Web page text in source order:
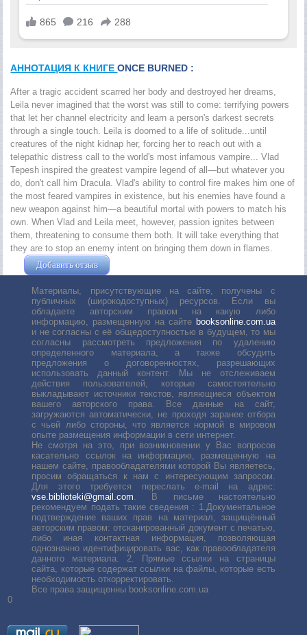
АННОТАЦИЯ К КНИГЕONCE BURNED :
After a tragic accident scarred her body and destroyed her dreams,
Leila never imagined that the worst was still to come: terrifying powers
that let her channel electricity and learn a person's darkest secrets
through a single touch. Leila is doomed to a life of solitude...until
creatures of the night kidnap her, forcing her to reach out with a
telepathic distress call to the world's most infamous vampire... Vlad
Tepesh inspired the greatest vampire legend of all—but whatever you
do, don't call him Dracula. Vlad's ability to control fire makes him one of
the most feared vampires in existence, but his enemies have found a
new weapon against him—a beautiful mortal with powers to match his
own. When Vlad and Leila meet, however, passion ignites between
them, threatening to consume them both. It will take everything that
they are to stop an enemy intent on bringing them down in flames.
Добавить отзыв
Материалы, присутствующие на сайте, получены с
публичных (широкодоступных) ресурсов. Если вы
обладаете авторским правом на какую либо
информацию, размещенную на сайте booksonline.com.ua
и не согласны с её общедоступностью в будущем, то мы
согласны рассмотреть предложения по удалению
определенного материала, а также обсудить
предложения о договоренностях, разрешающих
использовать данный контент. Мы не отслеживаем
действия пользователей, которые самостоятельно
выкладывают источники текстов, являющиеся объектом
вашего авторского права. Все данные на сайт,
загружаются автоматически, не проходя заранее отбора
с чьей либо стороны, что является нормой в мировом
опыте размещения информации в сети интернет.
Не смотря на это, при возникновении у Вас вопросов
касательно ссылок на информацию, размещенную на
нашем сайте, правообладателями которой Вы являетесь,
просим обращаться к нам с интересующим запросом.
Для этого требуется переслать е-mail на адрес:
vse.biblioteki@gmail.com . В письме настоятельно
рекомендуем подать такие сведения : 1.Документальное
подтверждение ваших прав на материал, защищённый
авторским правом: отсканированный документ с печатью,
либо иная контактная информация, позволяющая
однозначно идентифицировать вас, как правообладателя
данного материала. 2. Прямые ссылки на страницы
сайта, которые содержат ссылки на файлы, которые есть
необходимость откорректировать.
Все права защищенны booksonline.com.ua
0